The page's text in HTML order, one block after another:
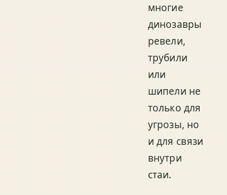
многие
динозавры
ревели,
трубили
или
шипели не
только для
угрозы, но
и для связи
внутри
стаи.